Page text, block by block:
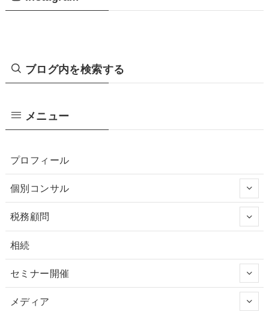
ブログ内を検索する
メニュー
プロフィール
個別コンサル
税務顧問
相続
セミナー開催
メディア